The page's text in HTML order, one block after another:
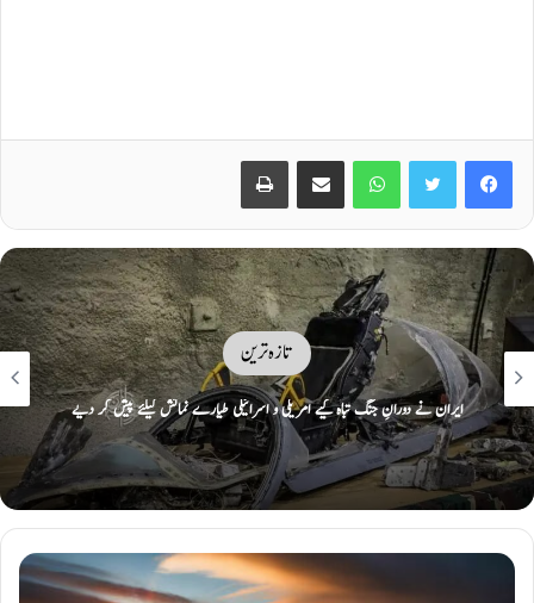
Facebook
Twitter
WhatsApp
Share via Email
Print
تازہ ترین
ایران نے دورانِ جنگ تباہ کیے امریکی و اسرائیلی طیارے نمائش کیلئے پیش کر دیے